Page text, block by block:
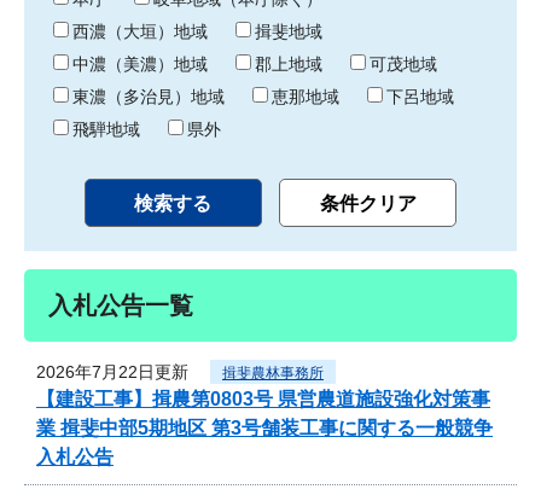
り 西濃（大垣）地域
揖斐地域
中濃（美濃）地域
郡上地域
可茂地域
東濃（多治見）地域
恵那地域
下呂地域
飛騨地域
県外
入札公告一覧
2026年7月22日更新 揖斐農林事務所
【建設工事】揖農第0803号 県営農道施設強化対策事
業 揖斐中部5期地区 第3号舗装工事に関する一般競争
入札公告